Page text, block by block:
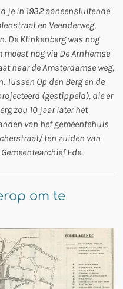
je in 1932 aaneensluitende
en Veenderweg,
De Klinkenberg was nog
moest nog via De Arnhemse
naar de Amsterdamse weg,
Op den Berg en de
(gestippeld), die er
zou 10 jaar later het
van het gemeentehuis
ten zuiden van
Ede.
om te